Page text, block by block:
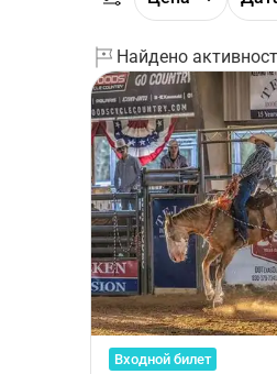
Найдено
Входной билет